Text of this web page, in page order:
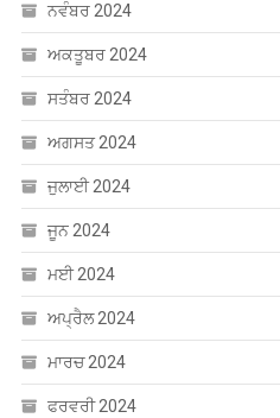
ਨਵੰਬਰ 2024
ਅਕਤੂਬਰ 2024
ਸਤੰਬਰ 2024
ਅਗਸਤ 2024
ਜੁਲਾਈ 2024
ਜੂਨ 2024
ਮਈ 2024
ਅਪ੍ਰੈਲ 2024
ਮਾਰਚ 2024
ਫਰਵਰੀ 2024